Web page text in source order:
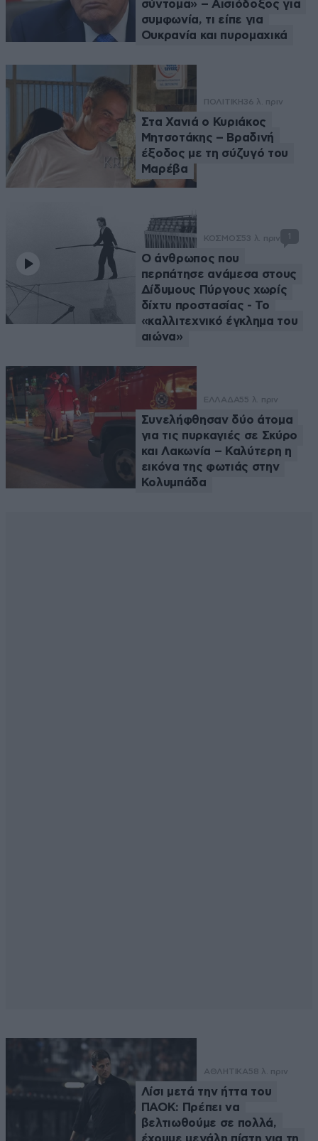
σύντομα» – Αισιόδοξος για
συμφωνία, τι είπε για
Ουκρανία και πυρομαχικά
ΠΟΛΙΤΙΚΗ36 λ. πριν
Στα Χανιά ο Κυριάκος
Μητσοτάκης – Βραδινή
έξοδος με τη σύζυγό του
Μαρέβα
ΚΟΣΜΟΣ53 λ. πριν 1
Ο άνθρωπος που
περπάτησε ανάμεσα στους
Δίδυμους Πύργους χωρίς
δίχτυ προστασίας - Το
«καλλιτεχνικό έγκλημα του
αιώνα»
ΕΛΛΑΔΑ55 λ. πριν
Συνελήφθησαν δύο άτομα
για τις πυρκαγιές σε Σκύρο
και Λακωνία – Καλύτερη η
εικόνα της φωτιάς στην
Κολυμπάδα
ΑΘΛΗΤΙΚΑ58 λ. πριν
Λίσι μετά την ήττα του
ΠΑΟΚ: Πρέπει να
βελτιωθούμε σε πολλά,
έχουμε μεγάλη πίστη για τη